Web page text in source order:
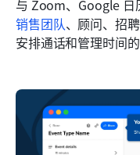
销售团队、顾问、招
安排通话和管理时间